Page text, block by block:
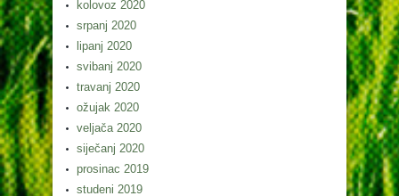
kolovoz 2020
srpanj 2020
lipanj 2020
svibanj 2020
travanj 2020
ožujak 2020
veljača 2020
siječanj 2020
prosinac 2019
studeni 2019